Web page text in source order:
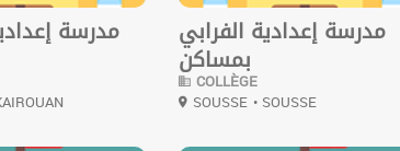
مدرسة مدرسة إعدادية الفرابي
بمساكن
COLLÈGE
SOUSSE • SOUSSE